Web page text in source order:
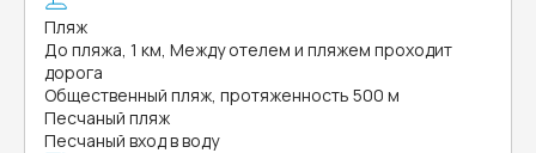
Пляж
До пляжа, 1 км, Между отелем и пляжем проходит
дорога
Общественный пляж, протяженность 500 м
Песчаный пляж
Песчаный вход в воду